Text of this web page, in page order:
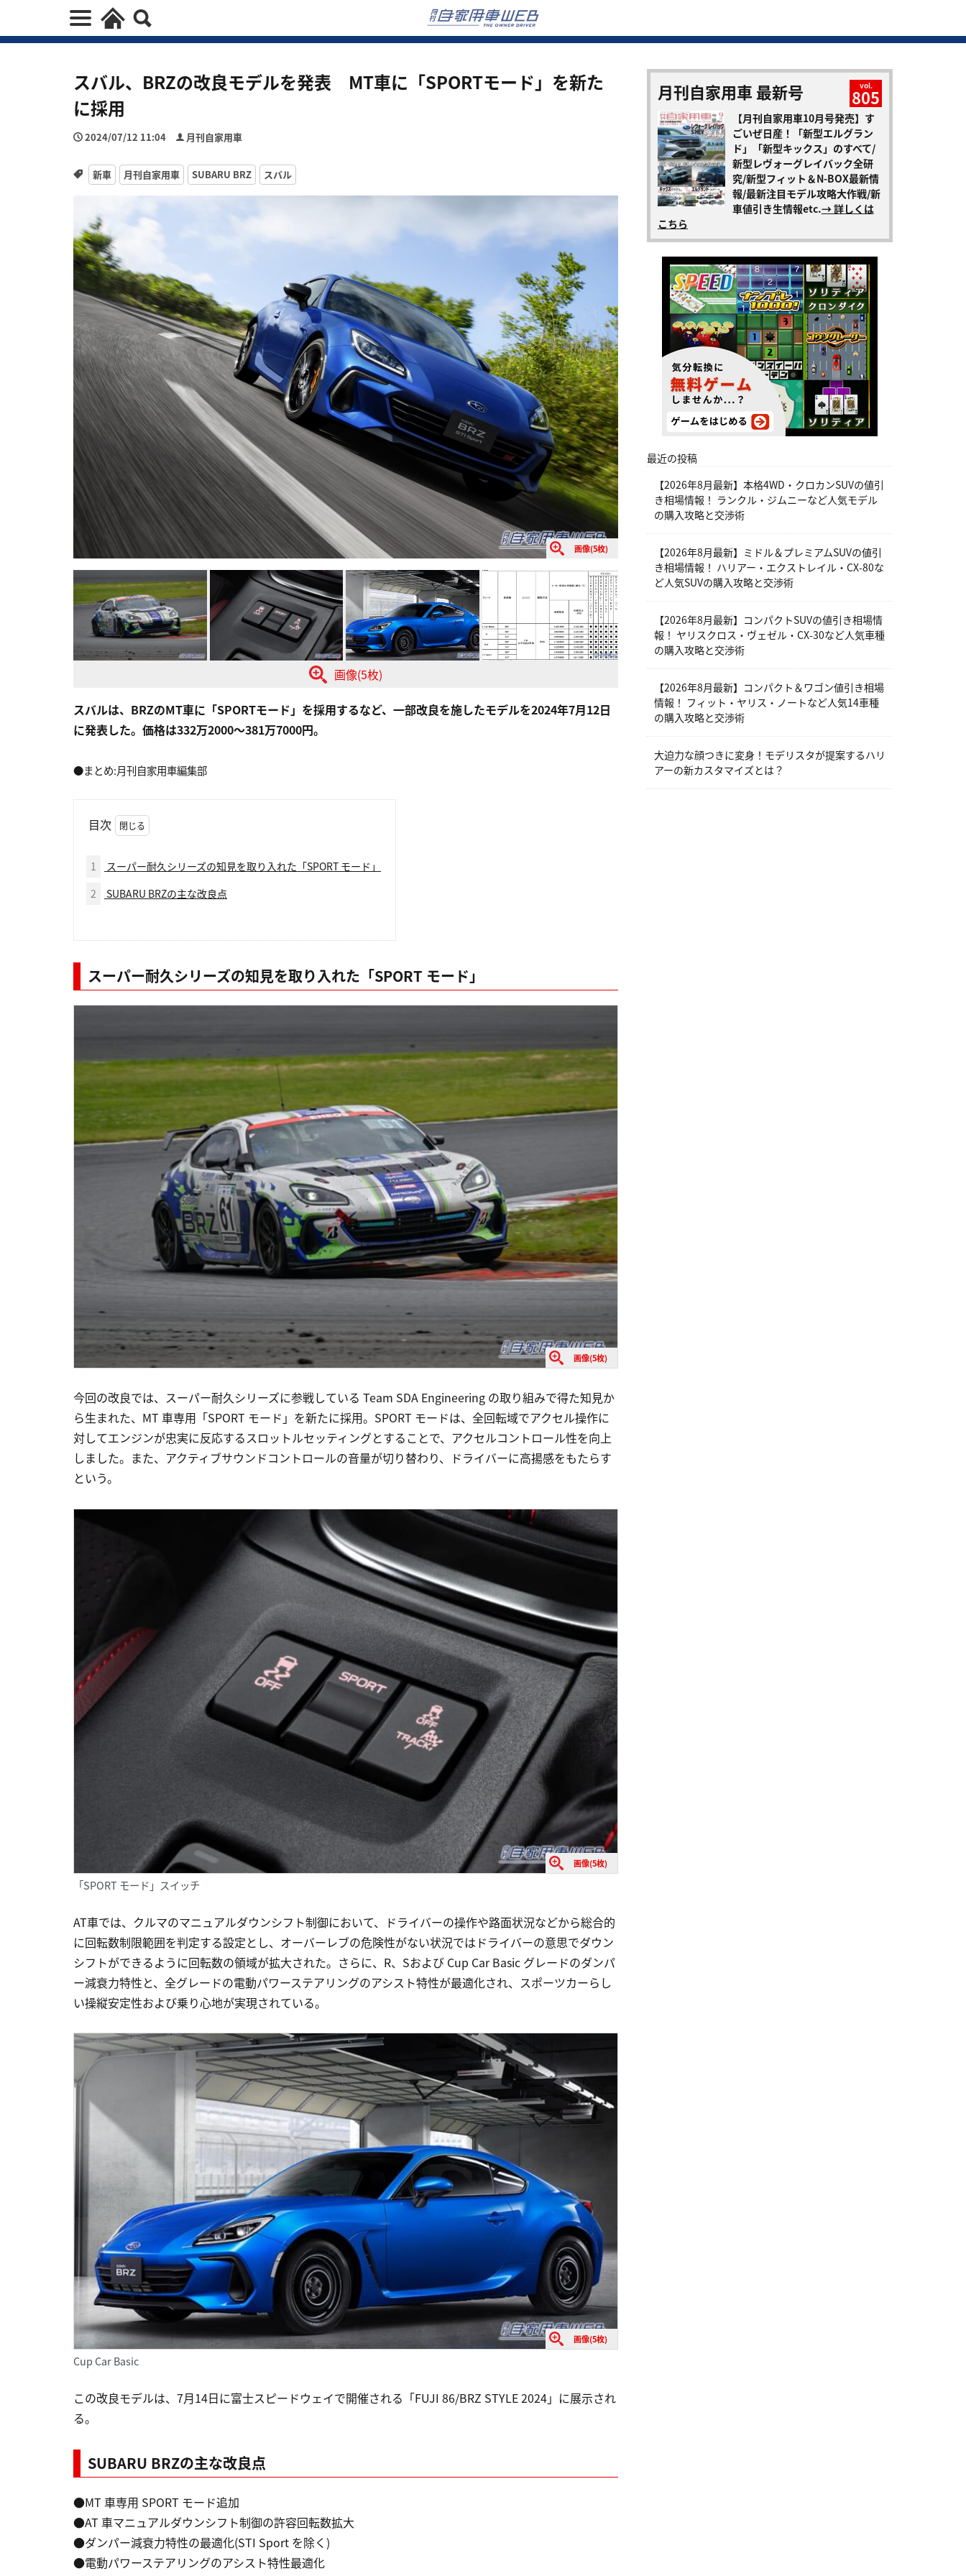
スバル、BRZの改良モデルを発表 MT車に「SPORTモード」を新た
に採用
2024/07/12 11:04 月刊自家用車
新車 月刊自家用車 SUBARU BRZ スバル
画像(5枚)
画像(5枚)
スバルは、BRZのMT車に「SPORTモード」を採用するなど、一部改良を施したモデルを2024年7月12日
に発表した。価格は332万2000～381万7000円。
●まとめ:月刊自家用車編集部
目次
1
スーパー耐久シリーズの知見を取り入れた「SPORT モード」
2
SUBARU BRZの主な改良点
スーパー耐久シリーズの知見を取り入れた「SPORT モード」
画像(5枚)
今回の改良では、スーパー耐久シリーズに参戦している Team SDA Engineering の取り組みで得た知見か
ら生まれた、MT 車専用「SPORT モード」を新たに採用。SPORT モードは、全回転域でアクセル操作に
対してエンジンが忠実に反応するスロットルセッティングとすることで、アクセルコントロール性を向上
しました。また、アクティブサウンドコントロールの音量が切り替わり、ドライバーに高揚感をもたらす
という。
画像(5枚)
「SPORT モード」スイッチ
AT車では、クルマのマニュアルダウンシフト制御において、ドライバーの操作や路面状況などから総合的
に回転数制限範囲を判定する設定とし、オーバーレブの危険性がない状況ではドライバーの意思でダウン
シフトができるように回転数の領域が拡大された。さらに、R、Sおよび Cup Car Basic グレードのダンパ
ー減衰力特性と、全グレードの電動パワーステアリングのアシスト特性が最適化され、スポーツカーらし
い操縦安定性および乗り心地が実現されている。
画像(5枚)
Cup Car Basic
この改良モデルは、7月14日に富士スピードウェイで開催される「FUJI 86/BRZ STYLE 2024」に展示され
る。
SUBARU BRZの主な改良点
●MT 車専用 SPORT モード追加
●AT 車マニュアルダウンシフト制御の許容回転数拡大
●ダンパー減衰力特性の最適化(STI Sport を除く)
●電動パワーステアリングのアシスト特性最適化
月刊自家用車 最新号 vol.
805
【月刊自家用車10月号発売】す
ごいぜ日産！「新型エルグラン
ド」「新型キックス」のすべて/
新型レヴォーグレイバック全研
究/新型フィット＆N-BOX最新情
報/最新注目モデル攻略大作戦/新
車値引き生情報etc.→ 詳しくは
こちら
最近の投稿
【2026年8月最新】本格4WD・クロカンSUVの値引
き相場情報！ ランクル・ジムニーなど人気モデル
の購入攻略と交渉術
【2026年8月最新】ミドル＆プレミアムSUVの値引
き相場情報！ ハリアー・エクストレイル・CX-80な
ど人気SUVの購入攻略と交渉術
【2026年8月最新】コンパクトSUVの値引き相場情
報！ ヤリスクロス・ヴェゼル・CX-30など人気車種
の購入攻略と交渉術
【2026年8月最新】コンパクト＆ワゴン値引き相場
情報！ フィット・ヤリス・ノートなど人気14車種
の購入攻略と交渉術
大迫力な顔つきに変身！モデリスタが提案するハリ
アーの新カスタマイズとは？